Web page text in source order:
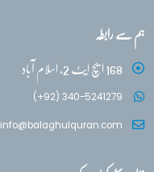
ہم سے رابطہ
168 ایچ ایٹ 2، اسلام آباد
(+92) 340-5241279
info@balaghulquran.com